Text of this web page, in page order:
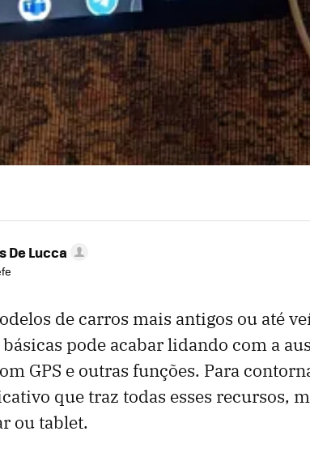
De Lucca
de carros mais antigos ou até
pode acabar lidando com a
GPS e outras funções. Para
que traz todas esses recursos,
ou tablet.